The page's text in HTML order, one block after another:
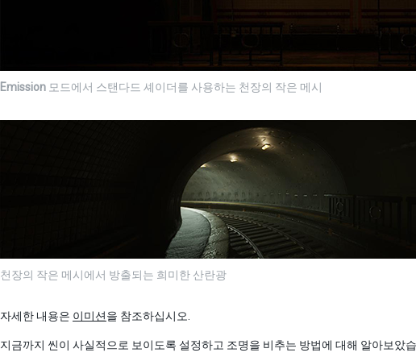
Emission 모드에서 스탠다드 셰이더를 사용하는 천장의 작은 메시
천장의 작은 메시에서 방출되는 희미한 산란광
자세한 내용은 이미션을 참조하십시오.
지금까지 씬이 사실적으로 보이도록 설정하고 조명을 비추는 방법에 대해 알아보았